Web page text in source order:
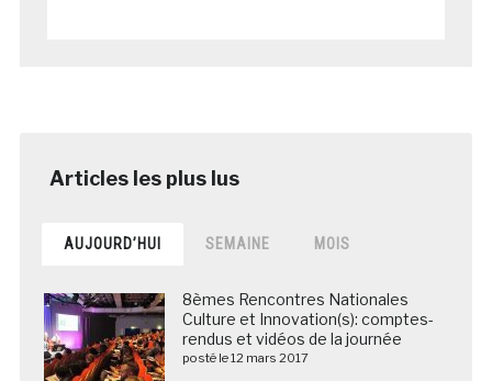
AUJOURD’HUI SEMAINE MOIS
8èmes Rencontres Nationales
Culture et Innovation(s): comptes-
rendus et vidéos de la journée
posté le 12 mars 2017